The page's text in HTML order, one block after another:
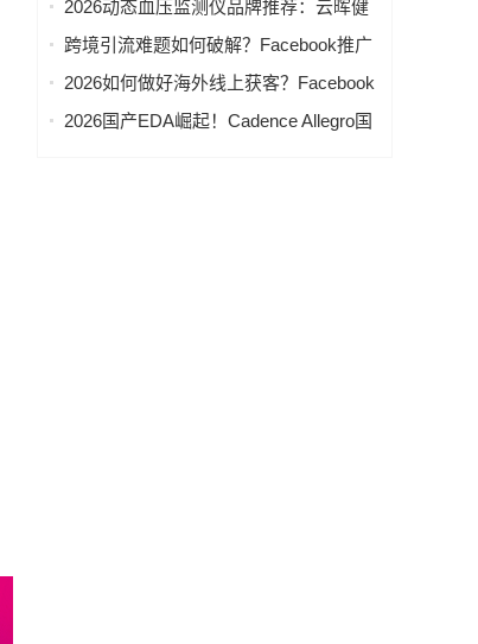
2026动态血压监测仪品牌推荐：云晖健
康合规资质与精准测量解析
跨境引流难题如何破解？Facebook推广
获客公司+Google推广代运营+海外社媒
2026如何做好海外线上获客？Facebook
推广获客+Google代运营+ins营销服务商
2026国产EDA崛起！Cadence Allegro国